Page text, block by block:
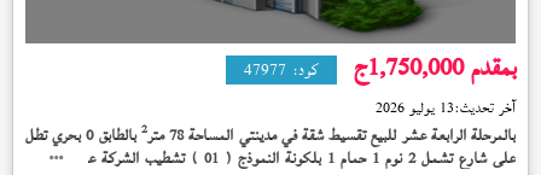
بمقدم 1,750,000 ج كود: 47977
آخر تحديث:13 يوليو 2026
بالمرحلة الرابعة عشر للبيع تقسيط شقة في مدينتي المساحة 78 متر 2 بالطابق 0 بحري تطل
على شارع تشمل 2 نوم 1 حمام 1 بلكونة النموذج ( 01 ) تشطيب الشركة على 10 سنة